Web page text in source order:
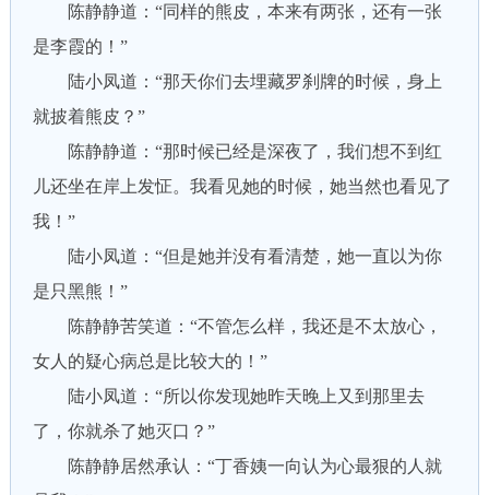
陈静静道：“同样的熊皮，本来有两张，还有一张
是李霞的！”
陆小凤道：“那天你们去埋藏罗刹牌的时候，身上
就披着熊皮？”
陈静静道：“那时候已经是深夜了，我们想不到红
儿还坐在岸上发怔。我看见她的时候，她当然也看见了
我！”
陆小凤道：“但是她并没有看清楚，她一直以为你
是只黑熊！”
陈静静苦笑道：“不管怎么样，我还是不太放心，
女人的疑心病总是比较大的！”
陆小凤道：“所以你发现她昨天晚上又到那里去
了，你就杀了她灭口？”
陈静静居然承认：“丁香姨一向认为心最狠的人就